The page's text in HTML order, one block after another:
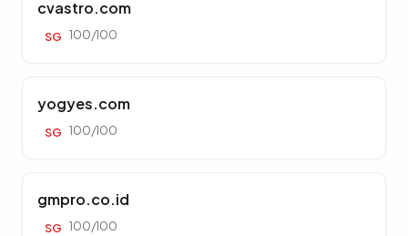
cvastro.com
SG 100/100
yogyes.com
SG 100/100
gmpro.co.id
SG 100/100